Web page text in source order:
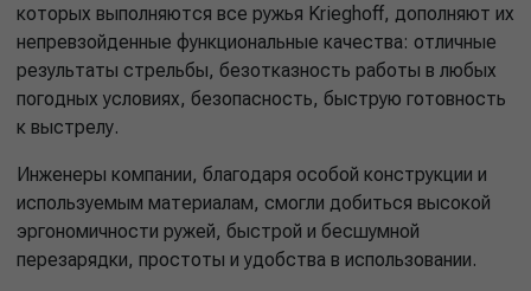
которых выполняются все ружья Krieghoff, дополняют их
непревзойденные функциональные качества: отличные
результаты стрельбы, безотказность работы в любых
погодных условиях, безопасность, быструю готовность
к выстрелу.
Инженеры компании, благодаря особой конструкции и
используемым материалам, смогли добиться высокой
эргономичности ружей, быстрой и бесшумной
перезарядки, простоты и удобства в использовании.